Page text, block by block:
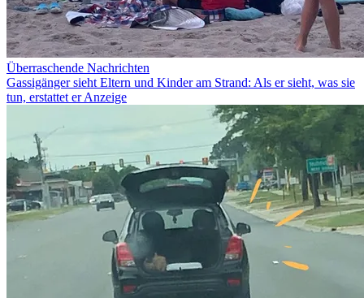
Überraschende Nachrichten
Gassigänger sieht Eltern und Kinder am Strand: Als er sieht, was sie
tun, erstattet er Anzeige